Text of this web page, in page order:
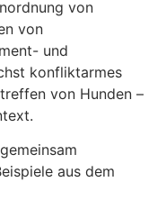
von
von
und
konfliktarmes
von Hunden –
aus dem